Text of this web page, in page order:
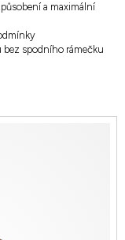
a maximální
spodního rámečku